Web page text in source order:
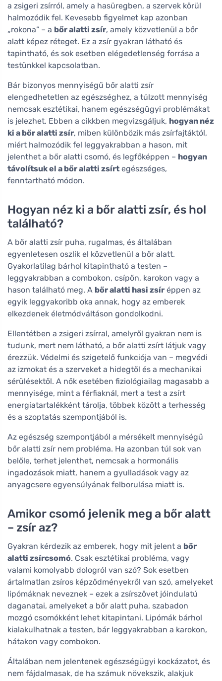
a zsigeri zsírról, amely a hasüregben, a szervek körül
halmozódik fel. Kevesebb figyelmet kap azonban
„rokona” – a bőr alatti zsír, amely közvetlenül a bőr
alatt képez réteget. Ez a zsír gyakran látható és
tapintható, és sok esetben elégedetlenség forrása a
testünkkel kapcsolatban.
Bár bizonyos mennyiségű bőr alatti zsír
elengedhetetlen az egészséghez, a túlzott mennyiség
nemcsak esztétikai, hanem egészségügyi problémákat
is jelezhet. Ebben a cikkben megvizsgáljuk, hogyan néz
ki a bőr alatti zsír, miben különbözik más zsírfajtáktól,
miért halmozódik fel leggyakrabban a hason, mit
jelenthet a bőr alatti csomó, és legfőképpen – hogyan
távolítsuk el a bőr alatti zsírt egészséges,
fenntartható módon.
Hogyan néz ki a bőr alatti zsír, és hol
található?
A bőr alatti zsír puha, rugalmas, és általában
egyenletesen oszlik el közvetlenül a bőr alatt.
Gyakorlatilag bárhol kitapintható a testen –
leggyakrabban a combokon, csípőn, karokon vagy a
hason található meg. A bőr alatti hasi zsír éppen az
egyik leggyakoribb oka annak, hogy az emberek
elkezdenek életmódváltáson gondolkodni.
Ellentétben a zsigeri zsírral, amelyről gyakran nem is
tudunk, mert nem látható, a bőr alatti zsírt látjuk vagy
érezzük. Védelmi és szigetelő funkciója van – megvédi
az izmokat és a szerveket a hidegtől és a mechanikai
sérülésektől. A nők esetében fiziológiailag magasabb a
mennyisége, mint a férfiaknál, mert a test a zsírt
energiatartalékként tárolja, többek között a terhesség
és a szoptatás szempontjából is.
Az egészség szempontjából a mérsékelt mennyiségű
bőr alatti zsír nem probléma. Ha azonban túl sok van
belőle, terhet jelenthet, nemcsak a hormonális
ingadozások miatt, hanem a gyulladások vagy az
anyagcsere egyensúlyának felborulása miatt is.
Amikor csomó jelenik meg a bőr alatt
– zsír az?
Gyakran kérdezik az emberek, hogy mit jelent a bőr
alatti zsírcsomó. Csak esztétikai probléma, vagy
valami komolyabb dologról van szó? Sok esetben
ártalmatlan zsíros képződményekről van szó, amelyeket
lipómáknak neveznek – ezek a zsírszövet jóindulatú
daganatai, amelyeket a bőr alatt puha, szabadon
mozgó csomókként lehet kitapintani. Lipómák bárhol
kialakulhatnak a testen, bár leggyakrabban a karokon,
hátakon vagy combokon.
Általában nem jelentenek egészségügyi kockázatot, és
nem fájdalmasak, de ha számuk növekszik, alakjuk